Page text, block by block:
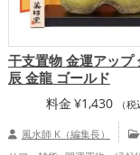
干支置物 金運アップ
辰 金龍 ゴールド
料金 ¥1,430 （税
風水師 K（編集長）